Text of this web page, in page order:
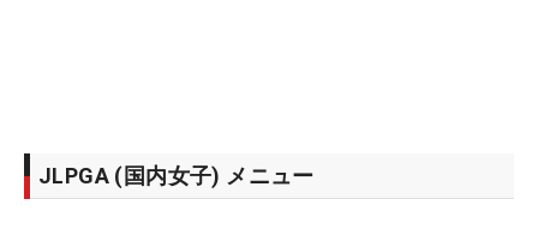
JLPGA (国内女子) メニュー